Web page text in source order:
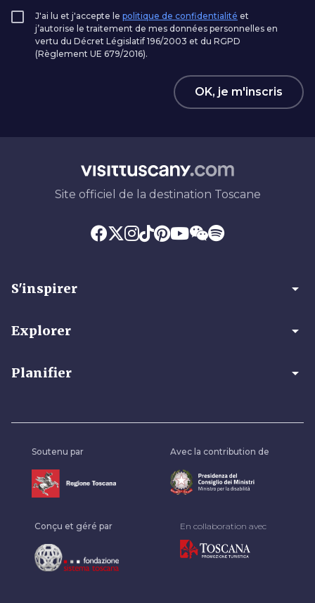
J'ai lu et j'accepte le politique de confidentialité et
j’autorise le traitement de mes données personnelles en
vertu du Décret Législatif 196/2003 et du RGPD
(Règlement UE 679/2016).
OK, je m'inscris
Site officiel de la destination Toscane
S'inspirer arrow_drop_down
Explorer arrow_drop_down
Planifier arrow_drop_down
Soutenu par Avec la contribution de
Conçu et géré par En collaboration avec